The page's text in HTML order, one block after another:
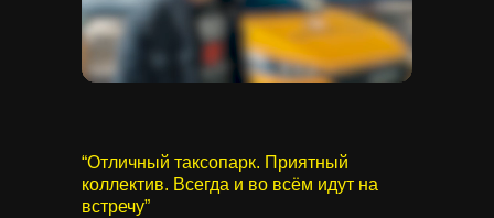
“Отличный таксопарк. Приятный
коллектив. Всегда и во всём идут на
встречу”